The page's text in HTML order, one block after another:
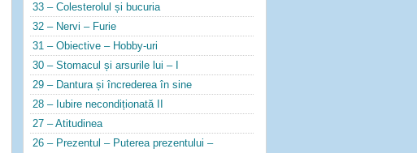
33 – Colesterolul și bucuria
32 – Nervi – Furie
31 – Obiective – Hobby-uri
30 – Stomacul și arsurile lui – I
29 – Dantura și încrederea în sine
28 – Iubire necondiționată II
27 – Atitudinea
26 – Prezentul – Puterea prezentului –